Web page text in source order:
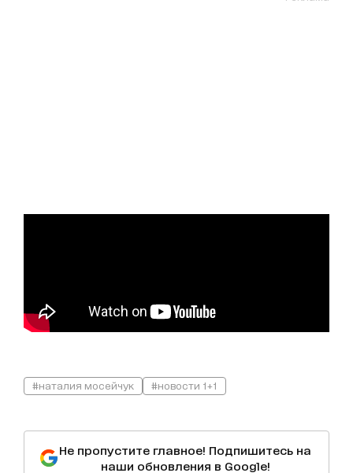
#наталия мосейчук #новости 1+1
Не пропустите главное! Подпишитесь на
наши обновления в Google!